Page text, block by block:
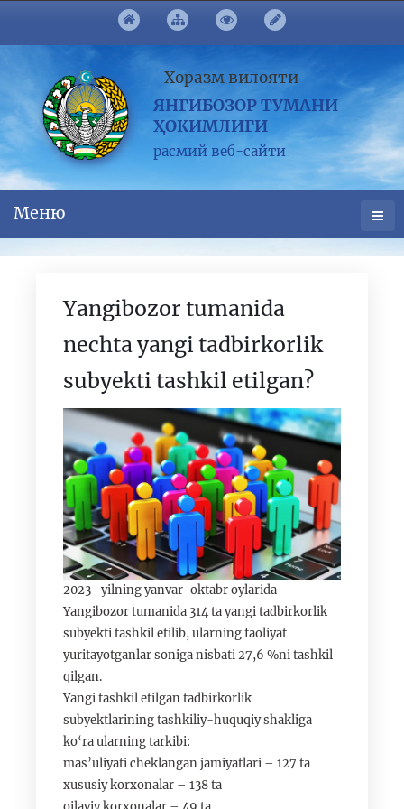
Хоразм вилояти
ЯНГИБОЗОР ТУМАНИ
ҲОКИМЛИГИ
расмий веб-сайти
Меню
Yangibozor tumanida
nechta yangi tadbirkorlik
subyekti tashkil etilgan?
2023- yilning yanvar-oktabr oylarida
Yangibozor tumanida 314 ta yangi tadbirkorlik
subyekti tashkil etilib, ularning faoliyat
yuritayotganlar soniga nisbati 27,6 %ni tashkil
qilgan.
Yangi tashkil etilgan tadbirkorlik
subyektlarining tashkiliy-huquqiy shakliga
ko‘ra ularning tarkibi:
mas’uliyati cheklangan jamiyatlari – 127 ta
xususiy korxonalar – 138 ta